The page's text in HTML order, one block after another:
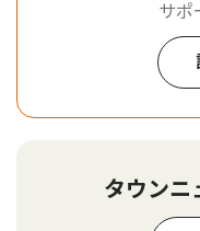
サポ
タウンニ